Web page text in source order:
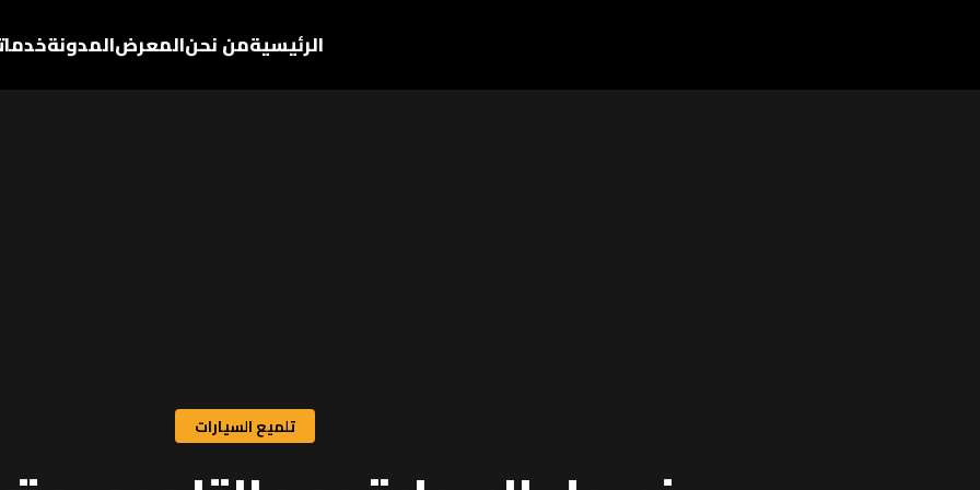
الرئيسيةمن نحنالمعرضالمدونة
تلميع السيارات